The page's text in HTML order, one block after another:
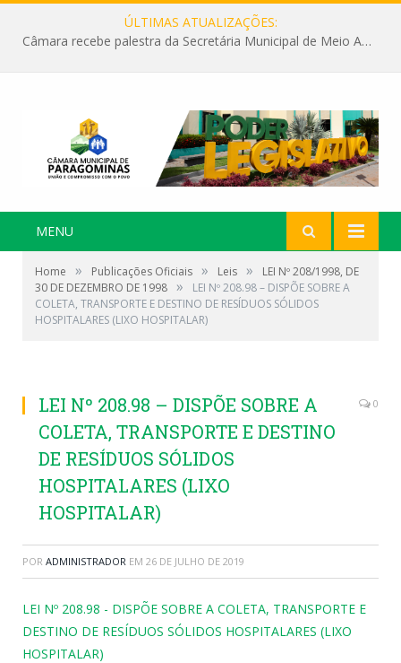
ÚLTIMAS ATUALIZAÇÕES:
Câmara recebe palestra da Secretária Municipal de Meio Ambiente sobre as ações da “SEMANA DO MEIO AMBIENTE”
MENU
Home » Publicações Oficiais » Leis »
LEI Nº 208/1998, DE
30 DE DEZEMBRO DE 1998 »
LEI Nº 208.98 – DISPÕE SOBRE A
COLETA, TRANSPORTE E DESTINO DE RESÍDUOS SÓLIDOS
HOSPITALARES (LIXO HOSPITALAR)
LEI Nº 208.98 – DISPÕE SOBRE A
COLETA, TRANSPORTE E DESTINO
DE RESÍDUOS SÓLIDOS
HOSPITALARES (LIXO
HOSPITALAR)
0
POR ADMINISTRADOR EM 26 DE JULHO DE 2019
LEI Nº 208.98 - DISPÕE SOBRE A COLETA, TRANSPORTE E
DESTINO DE RESÍDUOS SÓLIDOS HOSPITALARES (LIXO
HOSPITALAR)